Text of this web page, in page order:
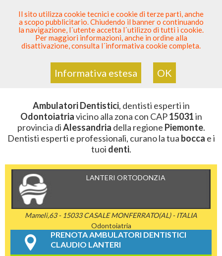
SEI DENTISTA? PARTECIPA
Sei QuiElenco Dentista Sicuro > Odontoiatria>
Ambulatori Dentistici>Piemonte>Alessandria >CAP
15031
ZONA CON CAP 15031
Ambulatori Dentistici, dentisti esperti in
Odontoiatriavicino alla zona con CAP15031in
provincia diAlessandria della regione Piemonte.
Dentisti esperti e professionali, curano la tua bocca e i
tuoi denti.
LANTERI ORTODONZIA
Mameli,63 - 15033 CASALE MONFERRATO(AL) - ITALIA
Odontoiatria
PRENOTA AMBULATORI DENTISTICI
CLAUDIO LANTERI
Il sito utilizza cookie tecnici e cookie di terze parti, anche
a scopo pubblicitario. Chiudendo il banner o continuando
la navigazione, l´utente accetta l´utilizzo di tutti i cookie.
Per maggiori informazioni, anche in ordine alla
disattivazione, consulta l´informativa cookie completa.
Informativa estesa OK